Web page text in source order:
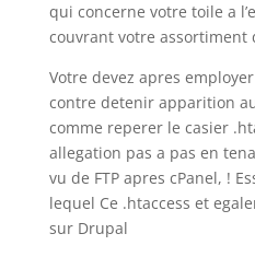
qui concerne votre toile a
couvrant votre assortiment
Votre devez apres
contre detenir apparition
comme reperer le casier
allegation pas a pas en
vu de FTP apres cPanel, !
lequel Ce .htaccess et
sur Drupal